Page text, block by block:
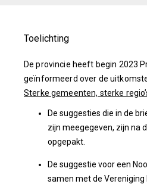
Toelichting
De provincie heeft begin 2023
geïnformeerd over de
Sterke gemeenten, sterke
De suggesties die in de
zijn meegegeven, zijn na
opgepakt.
De suggestie voor een
samen met de Vereniging